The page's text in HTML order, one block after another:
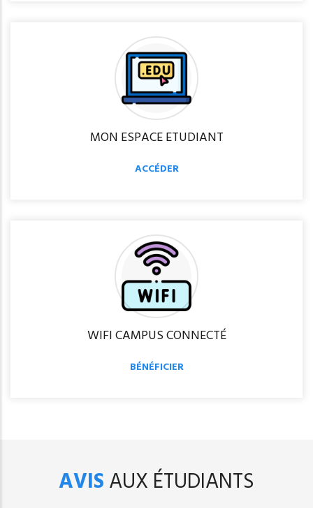
MON ESPACE ETUDIANT
ACCÉDER
WIFI CAMPUS CONNECTÉ
BÉNÉFICIER
AVISAUX ÉTUDIANTS